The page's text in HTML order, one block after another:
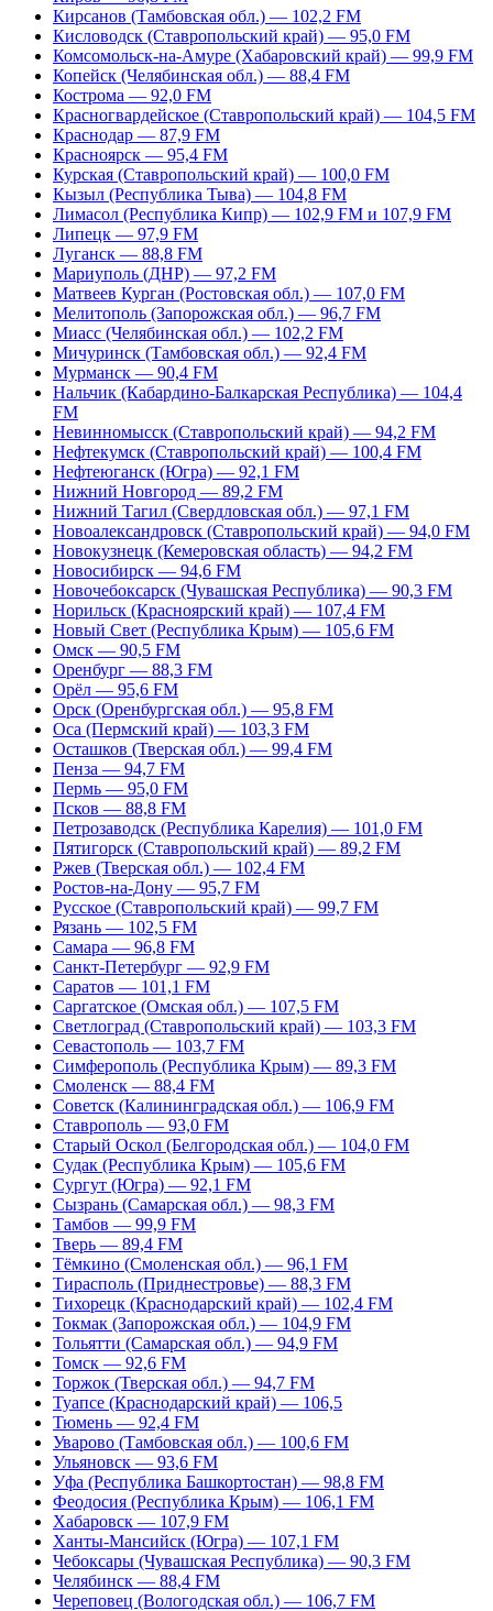
Кирсанов (Тамбовская обл.) — 102,2 FM
Кисловодск (Ставропольский край) — 95,0 FM
Комсомольск-на-Амуре (Хабаровский край) — 99,9 FM
Копейск (Челябинская обл.) — 88,4 FM
Кострома — 92,0 FM
Красногвардейское (Ставропольский край) — 104,5 FM
Краснодар — 87,9 FM
Красноярск — 95,4 FM
Курская (Ставропольский край) — 100,0 FM
Кызыл (Республика Тыва) — 104,8 FM
Лимасол (Республика Кипр) — 102,9 FM и 107,9 FM
Липецк — 97,9 FM
Луганск — 88,8 FM
Мариуполь (ДНР) — 97,2 FM
Матвеев Курган (Ростовская обл.) — 107,0 FM
Мелитополь (Запорожская обл.) — 96,7 FM
Миасс (Челябинская обл.) — 102,2 FM
Мичуринск (Тамбовская обл.) — 92,4 FM
Мурманск — 90,4 FM
Нальчик (Кабардино-Балкарская Республика) — 104,4
FM
Невинномысск (Ставропольский край) — 94,2 FM
Нефтекумск (Ставропольский край) — 100,4 FM
Нефтеюганск (Югра) — 92,1 FM
Нижний Новгород — 89,2 FM
Нижний Тагил (Свердловская обл.) — 97,1 FM
Новоалександровск (Ставропольский край) — 94,0 FM
Новокузнецк (Кемеровская область) — 94,2 FM
Новосибирск — 94,6 FM
Новочебоксарск (Чувашская Республика) — 90,3 FM
Норильск (Красноярский край) — 107,4 FM
Новый Свет (Республика Крым) — 105,6 FM
Омск — 90,5 FM
Оренбург — 88,3 FM
Орёл — 95,6 FM
Орск (Оренбургская обл.) — 95,8 FM
Оса (Пермский край) — 103,3 FM
Осташков (Тверская обл.) — 99,4 FM
Пенза — 94,7 FM
Пермь — 95,0 FM
Псков — 88,8 FM
Петрозаводск (Республика Карелия) — 101,0 FM
Пятигорск (Ставропольский край) — 89,2 FM
Ржев (Тверская обл.) — 102,4 FM
Ростов-на-Дону — 95,7 FM
Русское (Ставропольский край) — 99,7 FM
Рязань — 102,5 FM
Самара — 96,8 FM
Санкт-Петербург — 92,9 FM
Саратов — 101,1 FM
Саргатское (Омская обл.) — 107,5 FM
Светлоград (Ставропольский край) — 103,3 FM
Севастополь — 103,7 FM
Симферополь (Республика Крым) — 89,3 FM
Смоленск — 88,4 FM
Советск (Калининградская обл.) — 106,9 FM
Ставрополь — 93,0 FM
Старый Оскол (Белгородская обл.) — 104,0 FM
Судак (Республика Крым) — 105,6 FM
Сургут (Югра) — 92,1 FM
Сызрань (Самарская обл.) — 98,3 FM
Тамбов — 99,9 FM
Тверь — 89,4 FM
Тёмкино (Смоленская обл.) — 96,1 FM
Тирасполь (Приднестровье) — 88,3 FM
Тихорецк (Краснодарский край) — 102,4 FM
Токмак (Запорожская обл.) — 104,9 FM
Тольятти (Самарская обл.) — 94,9 FM
Томск — 92,6 FM
Торжок (Тверская обл.) — 94,7 FM
Туапсе (Краснодарский край) — 106,5
Тюмень — 92,4 FM
Уварово (Тамбовская обл.) — 100,6 FM
Ульяновск — 93,6 FM
Уфа (Республика Башкортостан) — 98,8 FM
Феодосия (Республика Крым) — 106,1 FM
Хабаровск — 107,9 FM
Ханты-Мансийск (Югра) — 107,1 FM
Чебоксары (Чувашская Республика) — 90,3 FM
Челябинск — 88,4 FM
Череповец (Вологодская обл.) — 106,7 FM